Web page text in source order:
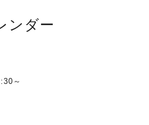
ンダー
～